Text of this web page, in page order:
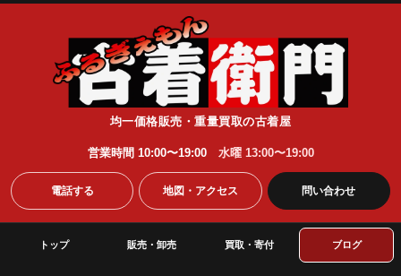
均一価格販売・重量買取の古着屋
営業時間 10:00〜19:00 水曜 13:00〜19:00
電話する 地図・アクセス 問い合わせ
トップ 販売・卸売 買取・寄付 ブログ